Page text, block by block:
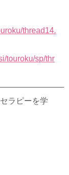
thread14.
touroku/sp/thr
ラピーを学